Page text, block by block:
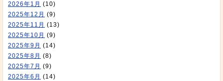
2026年1月 (10)
2025年12月 (9)
2025年11月 (13)
2025年10月 (9)
2025年9月 (14)
2025年8月 (8)
2025年7月 (9)
2025年6月 (14)